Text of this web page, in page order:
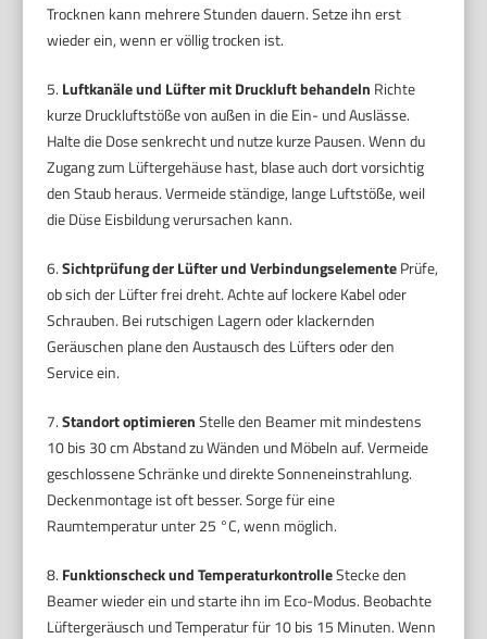
Trocknen kann mehrere Stunden dauern. Setze ihn erst
wieder ein, wenn er völlig trocken ist.
5. Luftkanäle und Lüfter mit Druckluft behandeln Richte
kurze Druckluftstöße von außen in die Ein- und Auslässe.
Halte die Dose senkrecht und nutze kurze Pausen. Wenn du
Zugang zum Lüftergehäuse hast, blase auch dort vorsichtig
den Staub heraus. Vermeide ständige, lange Luftstöße, weil
die Düse Eisbildung verursachen kann.
6.Sichtprüfung der Lüfter und VerbindungselementePrüfe,
ob sich der Lüfter frei dreht. Achte auf lockere Kabel oder
Schrauben. Bei rutschigen Lagern oder klackernden
Geräuschen plane den Austausch des Lüfters oder den
Service ein.
7.Standort optimierenStelle den Beamer mit mindestens
10 bis 30 cm Abstand zu Wänden und Möbeln auf. Vermeide
geschlossene Schränke und direkte Sonneneinstrahlung.
Deckenmontage ist oft besser. Sorge für eine
Raumtemperatur unter 25 °C, wenn möglich.
8. Funktionscheck und TemperaturkontrolleStecke den
Beamer wieder ein und starte ihn im Eco-Modus. Beobachte
Lüftergeräusch und Temperatur für 10 bis 15 Minuten. Wenn